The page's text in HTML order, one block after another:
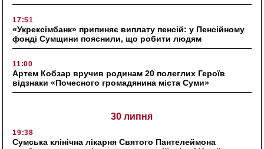
17:51
«Укрексімбанк» припиняє виплату пенсій: у Пенсійному
фонді Сумщини пояснили, що робити людям
11:00
Артем Кобзар вручив родинам 20 полеглих Героїв
відзнаки «Почесного громадянина міста Суми»
30 липня
19:38
Сумська клінічна лікарня Святого Пантелеймона